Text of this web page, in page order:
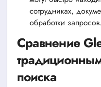
сотрудниках,
обработки запросов.
Сравнение
поиска